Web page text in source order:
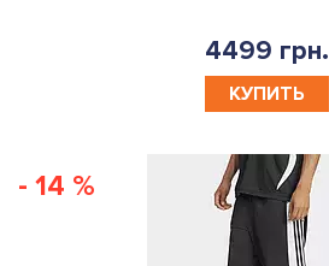
4499 грн.
КУПИТЬ
- 14 %